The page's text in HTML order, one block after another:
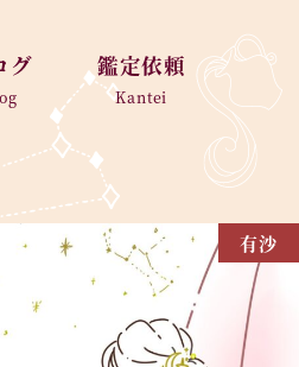
グ 鑑定依頼
Kantei
有沙